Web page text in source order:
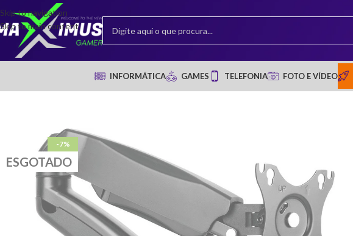
Skip to navigation
Skip to main content
INFORMÁTICA GAMES TELEFONIA FOTO E VÍDEO
-7%
ESGOTADO